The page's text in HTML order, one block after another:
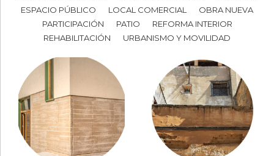
ESPACIO PÚBLICO
LOCAL COMERCIAL
OBRA NUEVA
PARTICIPACIÓN
PATIO
REFORMA INTERIOR
REHABILITACIÓN
URBANISMO Y MOVILIDAD